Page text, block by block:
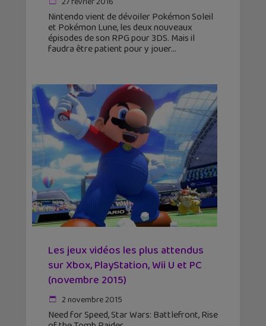
Nintendo vient de dévoiler Pokémon Soleil
et Pokémon Lune, les deux nouveaux
épisodes de son RPG pour 3DS. Mais il
faudra être patient pour y jouer
Les jeux vidéos les plus attendus
sur Xbox, PlayStation, Wii U et PC
(novembre 2015)
2 novembre 2015
Need for Speed, Star Wars: Battlefront, Rise